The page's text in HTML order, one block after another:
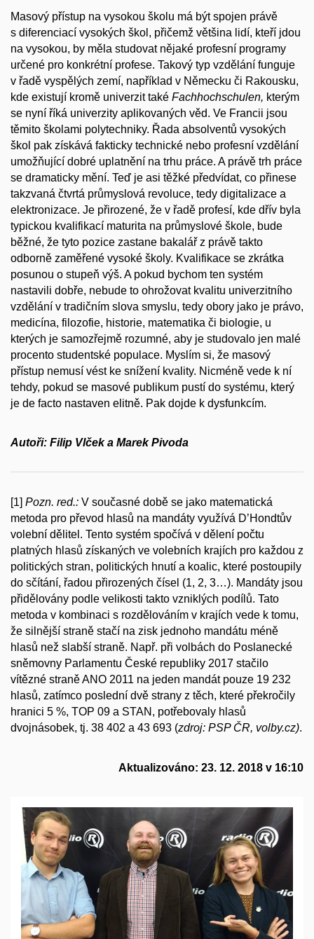
Masový přístup na vysokou školu má být spojen právě
s diferenciací vysokých škol, přičemž většina lidí, kteří jdou
na vysokou, by měla studovat nějaké profesní programy
určené pro konkrétní profese. Takový typ vzdělání funguje
v řadě vyspělých zemí, například v Německu či Rakousku,
kde existují kromě univerzit také Fachhochschulen, kterým
se nyní říká univerzity aplikovaných věd. Ve Francii jsou
těmito školami polytechniky. Řada absolventů vysokých
škol pak získává fakticky technické nebo profesní vzdělání
umožňující dobré uplatnění na trhu práce. A právě trh práce
se dramaticky mění. Teď je asi těžké předvídat, co přinese
takzvaná čtvrtá průmyslová revoluce, tedy digitalizace a
elektronizace. Je přirozené, že v řadě profesí, kde dřív byla
typickou kvalifikací maturita na průmyslové škole, bude
běžné, že tyto pozice zastane bakalář z právě takto
odborně zaměřené vysoké školy. Kvalifikace se zkrátka
posunou o stupeň výš. A pokud bychom ten systém
nastavili dobře, nebude to ohrožovat kvalitu univerzitního
vzdělání v tradičním slova smyslu, tedy obory jako je právo,
medicína, filozofie, historie, matematika či biologie, u
kterých je samozřejmě rozumné, aby je studovalo jen malé
procento studentské populace. Myslím si, že masový
přístup nemusí vést ke snížení kvality. Nicméně vede k ní
tehdy, pokud se masové publikum pustí do systému, který
je de facto nastaven elitně. Pak dojde k dysfunkcím.
Autoři: Filip Vlček a Marek Pivoda
[1] Pozn. red.: V současné době se jako matematická
metoda pro převod hlasů na mandáty využívá D’Hondtův
volební dělitel. Tento systém spočívá v dělení počtu
platných hlasů získaných ve volebních krajích pro každou z
politických stran, politických hnutí a koalic, které postoupily
do sčítání, řadou přirozených čísel (1, 2, 3…). Mandáty jsou
přidělovány podle velikosti takto vzniklých podílů. Tato
metoda v kombinaci s rozdělováním v krajích vede k tomu,
že silnější straně stačí na zisk jednoho mandátu méně
hlasů než slabší straně. Např. při volbách do Poslanecké
sněmovny Parlamentu České republiky 2017 stačilo
vítězné straně ANO 2011 na jeden mandát pouze 19 232
hlasů, zatímco poslední dvě strany z těch, které překročily
hranici 5 %, TOP 09 a STAN, potřebovaly hlasů
dvojnásobek, tj. 38 402 a 43 693 (zdroj: PSP ČR, volby.cz).
Aktualizováno: 23. 12. 2018 v 16:10